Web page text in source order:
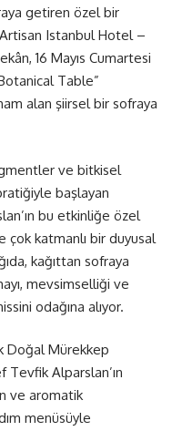
getiren özel bir
Istanbul Hotel –
ekân, 16 Mayıs Cumartesi
Table”
alan şiirsel bir sofraya
ve bitkisel
başlayan
bu etkinliğe özel
çok katmanlı bir duyusal
kağıttan sofraya
mevsimselliği ve
odağına alıyor.
Doğal Mürekkep
Tevfik Alparslan’ın
ve aromatik
menüsüyle